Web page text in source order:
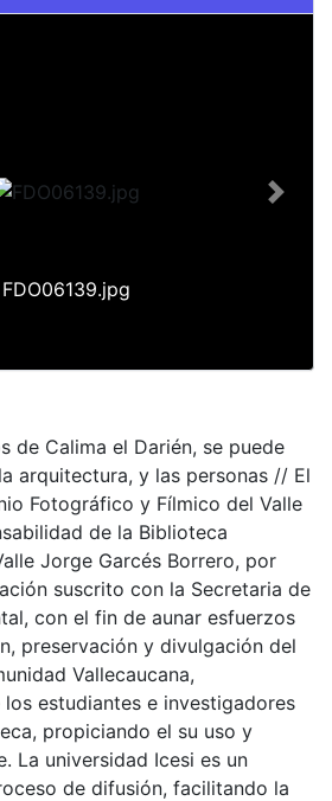
FDO06139.jpg
Next
de Calima el Darién, se puede
arquitectura, y las personas // El
Fotográfico y Fílmico del Valle
de la Biblioteca
Jorge Garcés Borrero, por
suscrito con la Secretaria de
con el fin de aunar esfuerzos
preservación y divulgación del
Vallecaucana,
estudiantes e investigadores
propiciando el su uso y
La universidad Icesi es un
de difusión, facilitando la